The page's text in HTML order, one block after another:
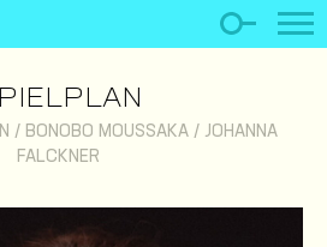
/ BONOBO MOUSSAKA / JOHANNA
FALCKNER